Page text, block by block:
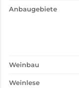
Anbaugebiete
Weinbau
Weinlese